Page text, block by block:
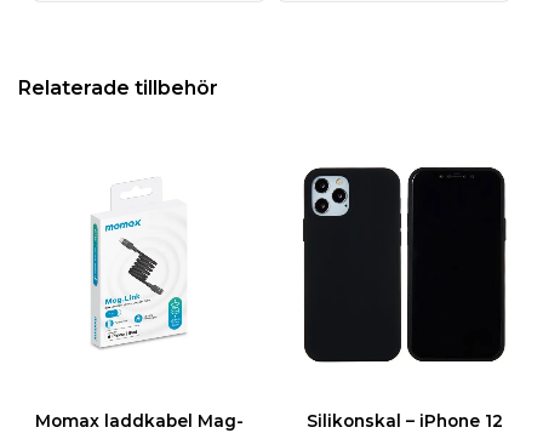
Relaterade tillbehör
Momax laddkabel Mag-
Silikonskal – iPhone 12